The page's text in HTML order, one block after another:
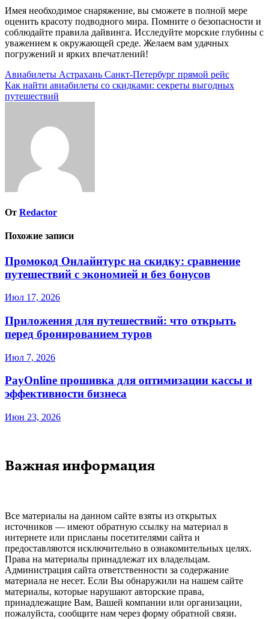
Имея необходимое снаряжение, вы сможете в полной мере
оценить красоту подводного мира. Помните о безопасности и
соблюдайте правила дайвинга. Исследуйте морские глубины с
уважением к окружающей среде. Желаем вам удачных
погружений и ярких впечатлений!
Навигация
по
Авиабилеты Астрахань Санкт-Петербург прямой рейс
Как найти авиабилеты со скидками: секреты выгодных
путешествий
От Redactor
Похожие записи
Промокод Онлайнтурс на скидку: сравнение
путешествий с экономией и без бонусов
Июл 17, 2026
Приложения для путешествий: что открыть
перед бронированием туров
Июл 7, 2026
PayOnline прошивка для оптимизации кассы и
эффективности бизнеса
Июн 23, 2026
Важная информация
Все материалы на данном сайте взяты из открытых
источников — имеют обратную ссылку на материал в
интернете или присланы посетителями сайта и
предоставляются исключительно в ознакомительных целях.
Права на материалы принадлежат их владельцам.
Администрация сайта ответственности за содержание
материала не несет. Если Вы обнаружили на нашем сайте
материалы, которые нарушают авторские права,
принадлежащие Вам, Вашей компании или организации,
пожалуйста, сообщите нам через форму обратной связи.